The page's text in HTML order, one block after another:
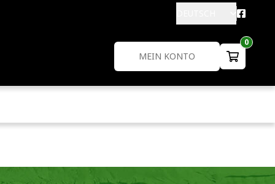
MEIN KONTO
0